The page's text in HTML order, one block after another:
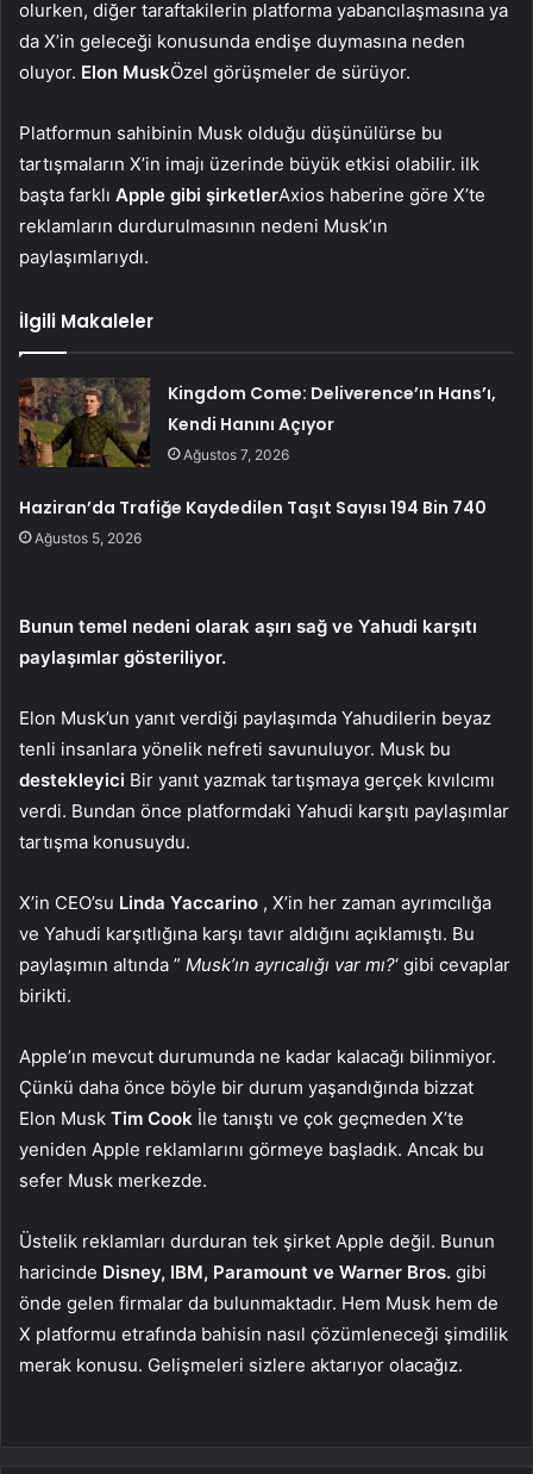
olurken, diğer taraftakilerin platforma yabancılaşmasına ya
da X’in geleceği konusunda endişe duymasına neden
oluyor. Elon MuskÖzel görüşmeler de sürüyor.
Platformun sahibinin Musk olduğu düşünülürse bu
tartışmaların X’in imajı üzerinde büyük etkisi olabilir. ilk
başta farklı Apple gibi şirketlerAxios haberine göre X’te
reklamların durdurulmasının nedeni Musk’ın
paylaşımlarıydı.
İlgili Makaleler
Kingdom Come: Deliverence’ın Hans’ı,
Kendi Hanını Açıyor
Ağustos 7, 2026
Haziran’da Trafiğe Kaydedilen Taşıt Sayısı 194 Bin 740
Ağustos 5, 2026
Bunun temel nedeni olarak aşırı sağ ve Yahudi karşıtı
paylaşımlar gösteriliyor.
Elon Musk’un yanıt verdiği paylaşımda Yahudilerin beyaz
tenli insanlara yönelik nefreti savunuluyor. Musk bu
destekleyici Bir yanıt yazmak tartışmaya gerçek kıvılcımı
verdi. Bundan önce platformdaki Yahudi karşıtı paylaşımlar
tartışma konusuydu.
X’in CEO’su Linda Yaccarino , X’in her zaman ayrımcılığa
ve Yahudi karşıtlığına karşı tavır aldığını açıklamıştı. Bu
paylaşımın altında ” Musk’ın ayrıcalığı var mı?‘ gibi cevaplar
birikti.
Apple’ın mevcut durumunda ne kadar kalacağı bilinmiyor.
Çünkü daha önce böyle bir durum yaşandığında bizzat
Elon Musk Tim Cook İle tanıştı ve çok geçmeden X’te
yeniden Apple reklamlarını görmeye başladık. Ancak bu
sefer Musk merkezde.
Üstelik reklamları durduran tek şirket Apple değil. Bunun
haricinde Disney, IBM, Paramount ve Warner Bros. gibi
önde gelen firmalar da bulunmaktadır. Hem Musk hem de
X platformu etrafında bahisin nasıl çözümleneceği şimdilik
merak konusu. Gelişmeleri sizlere aktarıyor olacağız.